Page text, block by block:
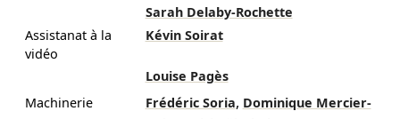
Sarah Delaby-Rochette
Assistanat à la
vidéo
Kévin Soirat
Louise Pagès
Machinerie
Frédéric Soria, Dominique Mercier-